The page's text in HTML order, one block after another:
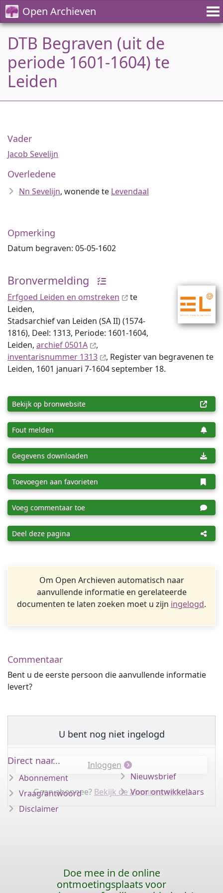
Open Archieven
DTB Begraven (uit de
periode 1601-1604) te
Leiden
Vader
Jacob Sevelijn
Overledene
Nn Sevelijn, wonende te Levendaal
Opmerking
Datum begraven: 05-05-1602
Bronvermelding
Erfgoed Leiden en omstreken
te
Leiden,
Stadsarchief van Leiden (SA II) (1574-
1816), Deel: 1313, Periode: 1601-1604,
Leiden, archief 0501A
,
inventaris­num­mer 1313
, Register van begravenen te
Leiden, 1601 januari 7-1604 september 18.
Bekijk op bronwebsite
Fout melden
Gegevens downloaden
Toevoegen aan favorieten
Voeg commentaar toe
Deel deze pagina
Om Open Archieven automatisch naar
aanvullende informatie en gerelateerde
documenten te laten zoeken moet u zijn ingelogd.
Commentaar
Bent u de eerste persoon die aanvullende informatie
levert?
U bent nog niet ingelogd
Inloggen
Geen abonnee? Bekijk de abonnementen!
Direct naar...
Abonnement
Vraag/antwoord
Disclaimer
Nieuwsbrief
Voor ontwikkelaars
Doe mee in de online
ontmoetingsplaats voor